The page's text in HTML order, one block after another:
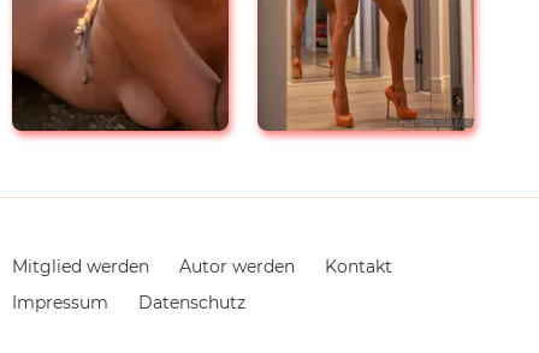
Navigation
überspringen
Mitglied werden Autor werden
Kontakt
Impressum
Datenschutz